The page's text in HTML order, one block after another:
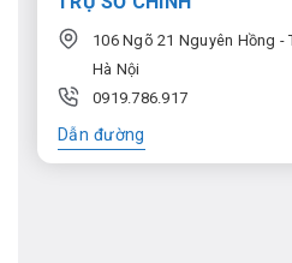
106 Ngõ 21 Nguyên Hồng -
Hà Nội
0919.786.917
Dẫn đường